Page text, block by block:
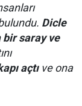
Dicle
bir saray ve
açtıve ona